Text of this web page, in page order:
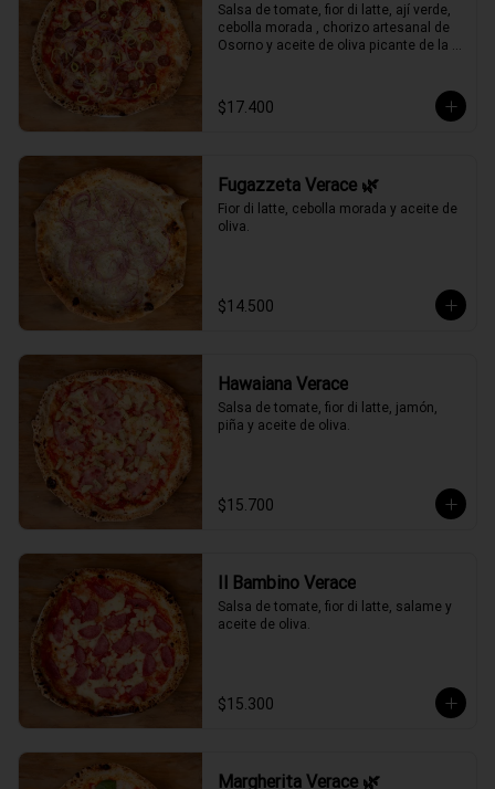
Salsa de tomate, fior di latte, ají verde,
cebolla morada , chorizo artesanal de
Osorno y aceite de oliva picante de la
$17.400
Fugazzeta Verace 🌿
Fior di latte, cebolla morada y aceite de
oliva.
$14.500
Hawaiana Verace
Salsa de tomate, fior di latte, jamón,
piña y aceite de oliva.
$15.700
Il Bambino Verace
Salsa de tomate, fior di latte, salame y
aceite de oliva.
$15.300
Margherita Verace 🌿